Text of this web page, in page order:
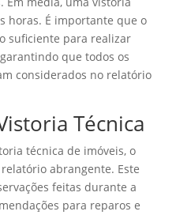
horas. É importante que o
suficiente para realizar
que todos os
considerados no relatório
Técnica
técnica de imóveis, o
abrangente. Este
feitas durante a
para reparos e